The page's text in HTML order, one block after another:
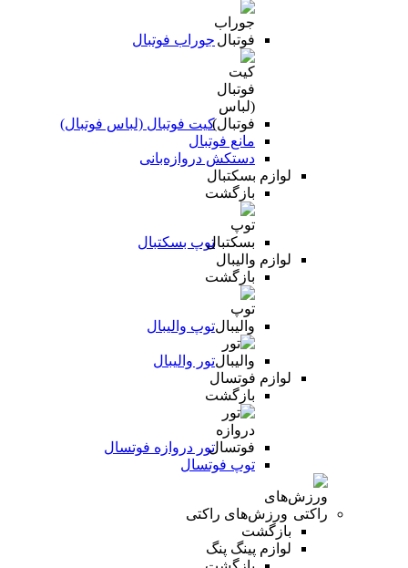
جوراب فوتبال
کیت فوتبال (لباس فوتبال)
مانع فوتبال
دستکش دروازه‌بانی
لوازم بسکتبال
بازگشت
توپ بسکتبال
لوازم والیبال
بازگشت
توپ والیبال
تور والیبال
لوازم فوتسال
بازگشت
تور دروازه فوتسال
توپ فوتسال
ورزش‌های راکتی
بازگشت
لوازم پینگ پنگ